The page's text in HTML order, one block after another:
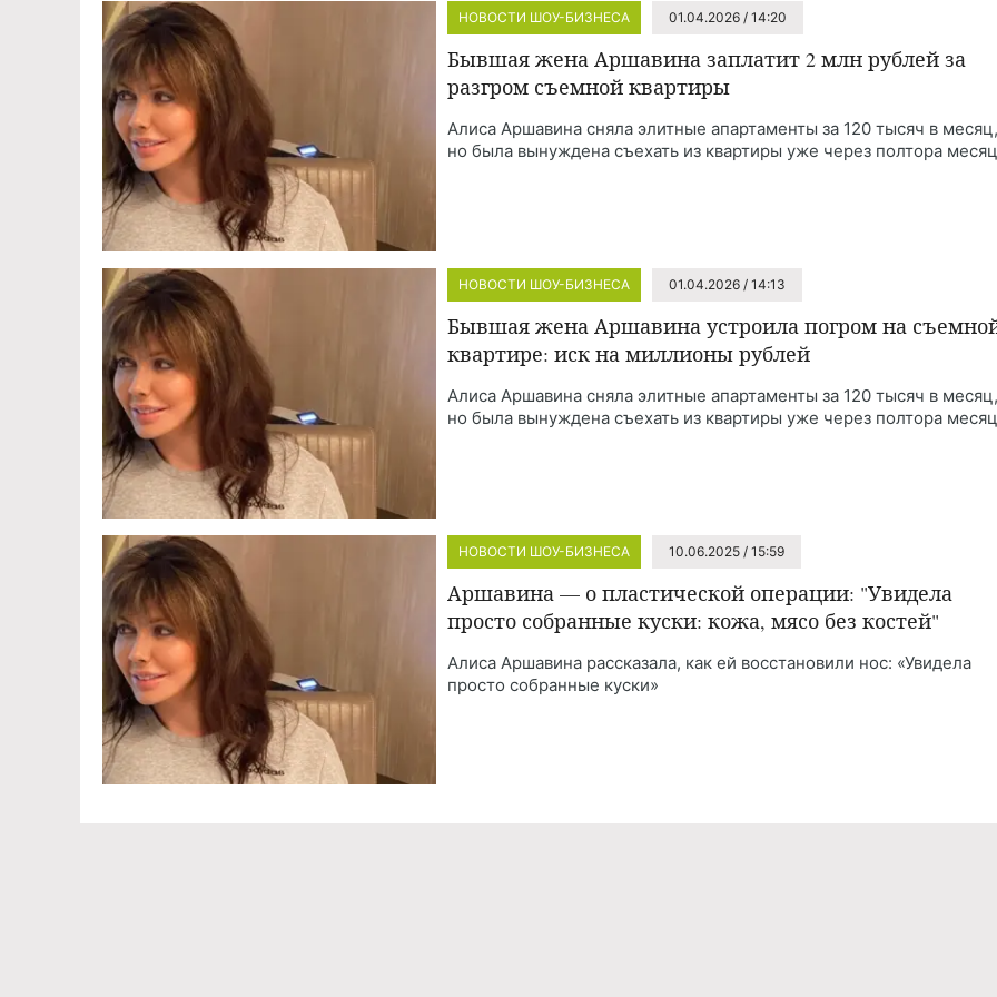
НОВОСТИ ШОУ-БИЗНЕСА 01.04.2026 / 14:20
Бывшая жена Аршавина заплатит 2 млн рублей за
разгром съемной квартиры
Алиса Аршавина сняла элитные апартаменты за 120 тысяч в месяц,
но была вынуждена съехать из квартиры уже через полтора
НОВОСТИ ШОУ-БИЗНЕСА 01.04.2026 / 14:13
Бывшая жена Аршавина устроила погром на
квартире: иск на миллионы рублей
Алиса Аршавина сняла элитные апартаменты за 120 тысяч в месяц,
но была вынуждена съехать из квартиры уже через полтора
НОВОСТИ ШОУ-БИЗНЕСА 10.06.2025 / 15:59
Аршавина — о пластической операции: "Увидела
просто собранные куски: кожа, мясо без костей"
Алиса Аршавина рассказала, как ей восстановили нос: «Увидела
просто собранные куски»